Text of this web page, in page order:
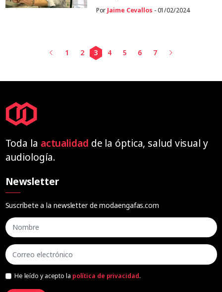
Por Jaime Cevallos - 01/02/2024
1 2 3 4 5 6 7
Toda la actualidad de la óptica, salud visual y
audiología.
Newsletter
Suscríbete a la newsletter de modaengafas.com
He leído y acepto la política de privacidad.